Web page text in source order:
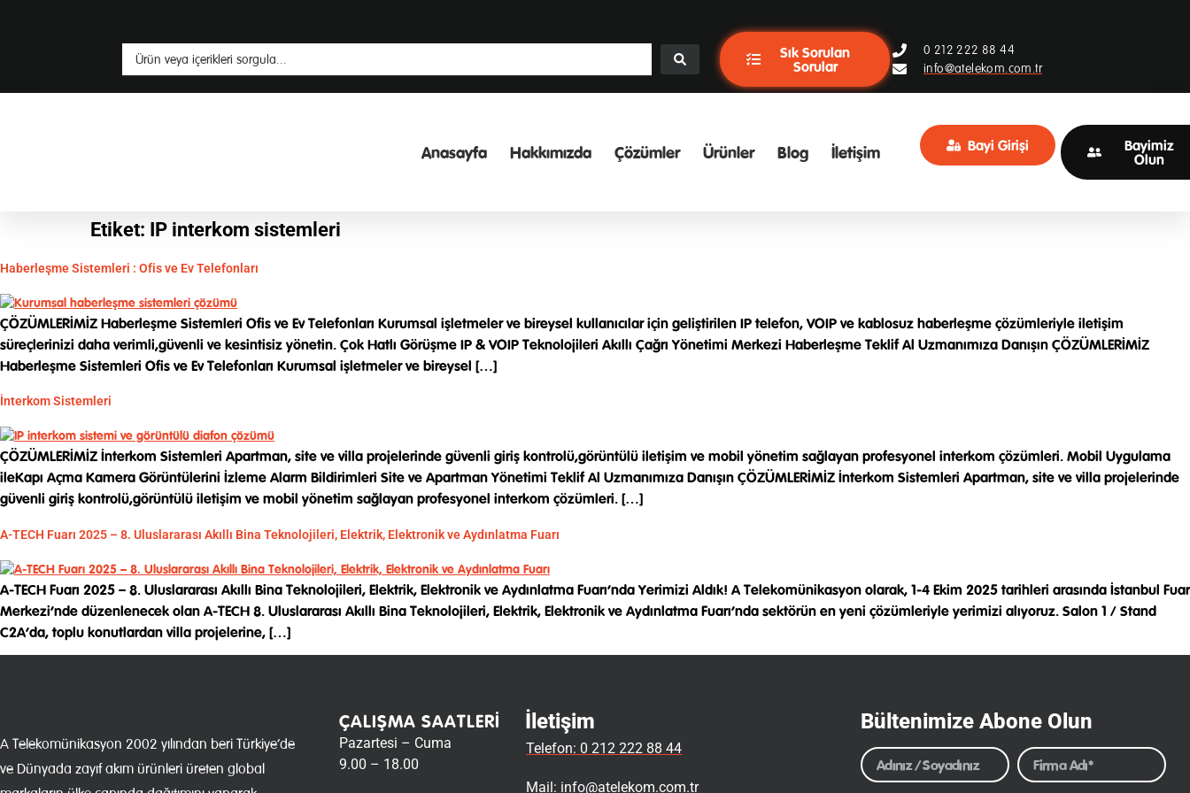
Sık Sorulan
Sorular
0 212 222 88 44
info@atelekom.com.tr
Anasayfa Hakkımızda Çözümler Ürünler Blog İletişim Bayi Girişi
Bayimiz
Olun
Etiket: IP interkom sistemleri
Haberleşme Sistemleri : Ofis ve Ev Telefonları
ÇÖZÜMLERİMİZ Haberleşme Sistemleri Ofis ve Ev Telefonları Kurumsal işletmeler ve bireysel kullanıcılar için geliştirilen IP telefon, VOIP ve kablosuz haberleşme çözümleriyle iletişim
süreçlerinizi daha verimli,güvenli ve kesintisiz yönetin. Çok Hatlı Görüşme IP & VOIP Teknolojileri Akıllı Çağrı Yönetimi Merkezi Haberleşme Teklif Al Uzmanımıza Danışın ÇÖZÜMLERİMİZ
Haberleşme Sistemleri Ofis ve Ev Telefonları Kurumsal işletmeler ve bireysel […]
İnterkom Sistemleri
ÇÖZÜMLERİMİZ İnterkom Sistemleri Apartman, site ve villa projelerinde güvenli giriş kontrolü,görüntülü iletişim ve mobil yönetim sağlayan profesyonel interkom çözümleri. Mobil Uygulama
ileKapı Açma Kamera Görüntülerini İzleme Alarm Bildirimleri Site ve Apartman Yönetimi Teklif Al Uzmanımıza Danışın ÇÖZÜMLERİMİZ İnterkom Sistemleri Apartman, site ve villa projelerinde
güvenli giriş kontrolü,görüntülü iletişim ve mobil yönetim sağlayan profesyonel interkom çözümleri. […]
A-TECH Fuarı 2025 – 8. Uluslararası Akıllı Bina Teknolojileri, Elektrik, Elektronik ve Aydınlatma Fuarı
A-TECH Fuarı 2025 – 8. Uluslararası Akıllı Bina Teknolojileri, Elektrik, Elektronik ve Aydınlatma Fuarı’nda Yerimizi Aldık! A Telekomünikasyon olarak, 1-4 Ekim 2025 tarihleri arasında İstanbul Fuar
Merkezi‘nde düzenlenecek olan A-TECH 8. Uluslararası Akıllı Bina Teknolojileri, Elektrik, Elektronik ve Aydınlatma Fuarı’nda sektörün en yeni çözümleriyle yerimizi alıyoruz. Salon 1 / Stand
C2A‘da, toplu konutlardan villa projelerine, […]
A Telekomünikasyon 2002 yılından beri Türkiye’de
ve Dünyada zayıf akım ürünleri üreten global
ÇALIŞMA SAATLERI
Pazartesi – Cuma
9.00 – 18.00
İletişim
Telefon: 0 212 222 88 44
Mail: info@atelekom.com.tr
Bültenimize Abone Olun